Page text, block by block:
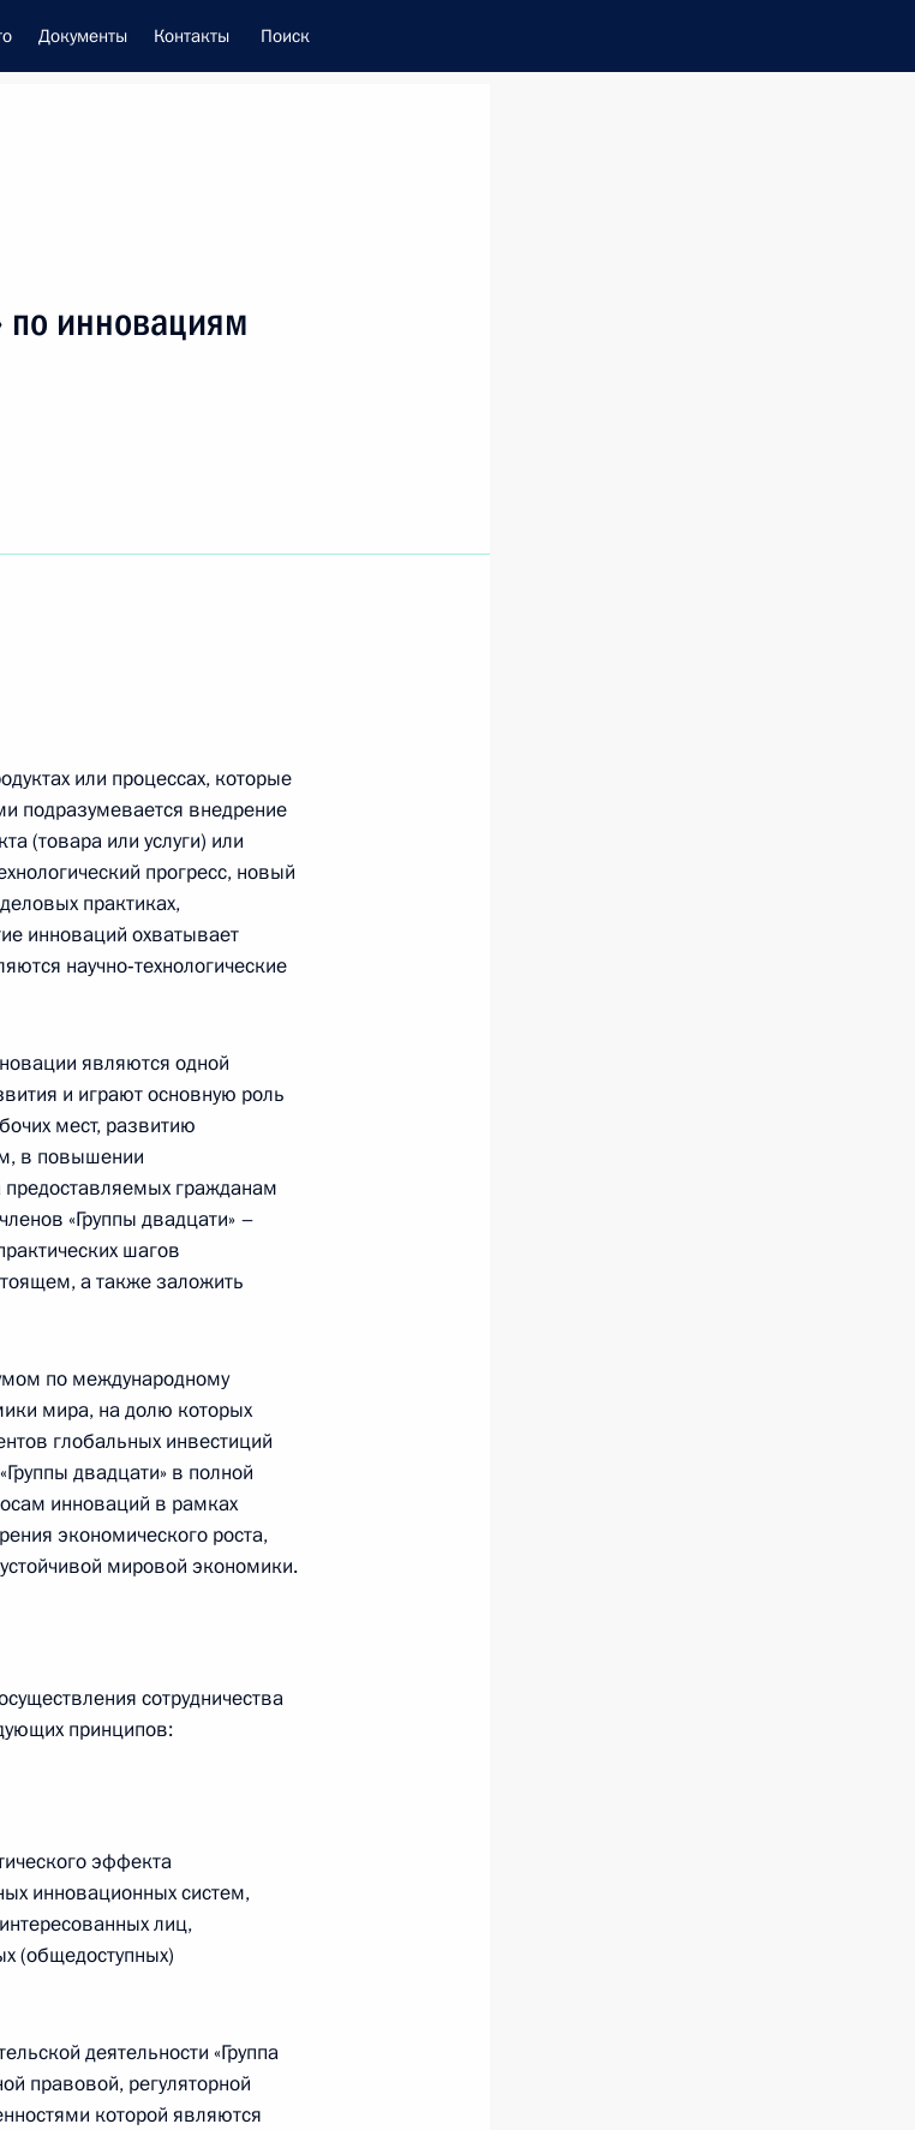
Документы Контакты Поиск
обороны
области
Шуваевым
года, 16:40
да Силвой
года, 17:30
с губернатором
края Михаилом
года, 17:00
по инновациям
или процессах, которые
подразумевается внедрение
(товара или услуги) или
прогресс, новый
практиках,
инноваций охватывает
научно‑технологические
являются одной
и играют основную роль
мест, развитию
в повышении
предоставляемых гражданам
«Группы двадцати» –
шагов
а также заложить
по международному
мира, на долю которых
глобальных инвестиций
двадцати» в полной
инноваций в рамках
экономического роста,
мировой экономики.
сотрудничества
принципов:
эффекта
инновационных систем,
лиц,
(общедоступных)
деятельности «Группа
правовой, регуляторной
которой являются